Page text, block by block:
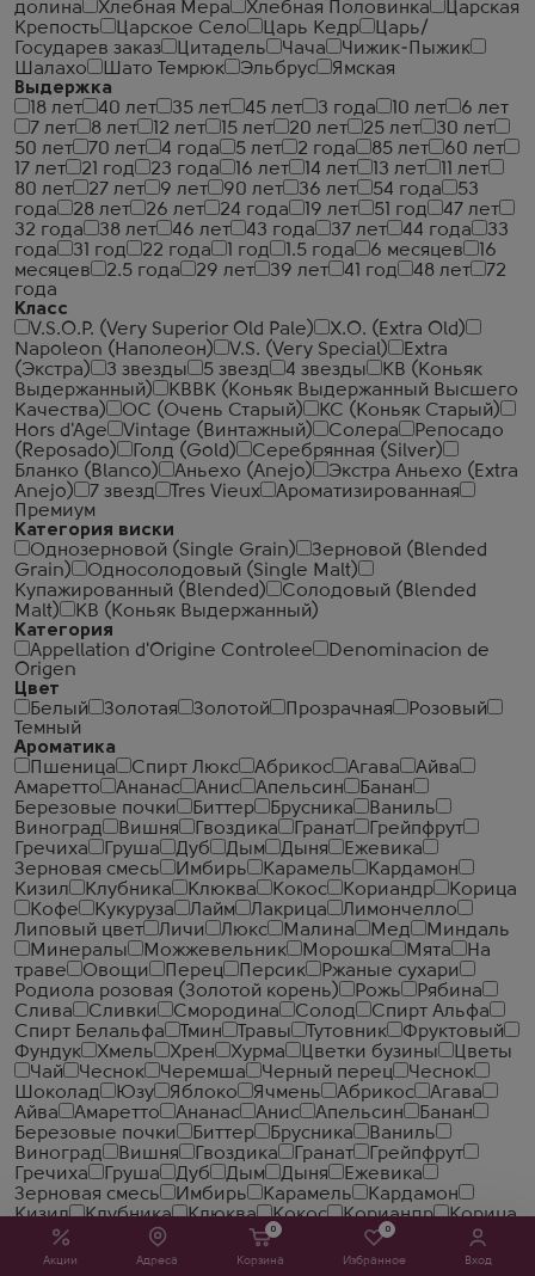
Акции Адреса
0
Корзина
0
Избранное Вход
долина
Хлебная Мера Хлебная Половинка
Царская
Крепость
Царское Село Царь Кедр
Царь/
Государев заказ
Цитадель Чача
Чижик-Пыжик
Шалахо
Шато Темрюк Эльбрус
Ямская
Выдержка
18 лет
40 лет 35 лет 45 лет 3 года 10 лет
6 лет
7 лет
8 лет 12 лет 15 лет 20 лет 25 лет
30 лет
50 лет
70 лет 4 года 5 лет 2 года 85 лет
60 лет
17 лет
21 год 23 года 16 лет 14 лет 13 лет
11 лет
80 лет
27 лет 9 лет 90 лет 36 лет 54 года
53
года
28 лет 26 лет 24 года 19 лет 51 год
47 лет
32 года
38 лет 46 лет 43 года 37 лет 44 года
33
года
31 год 22 года 1 год 1.5 года 6 месяцев
16
месяцев
2.5 года 29 лет 39 лет 41 год 48 лет
72
года
Класс
V.S.O.P. (Very Superior Old Pale)
X.O. (Extra Old)
Napoleon (Наполеон)
V.S. (Very Special)
Extra
(Экстра)
3 звезды 5 звезд 4 звезды
КВ (Коньяк
Выдержанный)
КВВК (Коньяк Выдержанный Высшего
Качества)
ОС (Очень Старый)
КС (Коньяк Старый)
Hors d'Age
Vintage (Винтажный) Солера
Репосадо
(Reposado)
Голд (Gold)
Серебрянная (Silver)
Бланко (Blanco)
Аньехо (Anejo)
Экстра Аньехо (Extra
Anejo)
7 звезд Tres Vieux
Ароматизированная
Премиум
Категория виски
Однозерновой (Single Grain)
Зерновой (Blended
Grain)
Односолодовый (Single Malt)
Купажированный (Blended)
Солодовый (Blended
Malt)
КВ (Коньяк Выдержанный)
Категория
Appellation d'Origine Controlee
Denominacion de
Origen
Цвет
Белый
Золотая Золотой Прозрачная
Розовый
Темный
Ароматика
Пшеница
Спирт Люкс Абрикос Агава
Айва
Амаретто
Ананас Анис Апельсин
Банан
Березовые почки
Биттер Брусника
Ваниль
Виноград
Вишня Гвоздика Гранат
Грейпфрут
Гречиха
Груша Дуб Дым Дыня
Ежевика
Зерновая смесь
Имбирь Карамель
Кардамон
Кизил
Клубника Клюква Кокос Кориандр
Корица
Кофе
Кукуруза Лайм Лакрица
Лимончелло
Липовый цвет
Личи Люкс Малина Мед
Миндаль
Минералы
Можжевельник Морошка Мята
На
траве
Овощи Перец Персик
Ржаные сухари
Родиола розовая (Золотой корень)
Рожь
Рябина
Слива
Сливки Смородина Солод
Спирт Альфа
Спирт Белальфа
Тмин Травы Тутовник
Фруктовый
Фундук
Хмель Хрен Хурма Цветки бузины
Цветы
Чай
Чеcнок Черемша Черный перец
Чеснок
Шоколад
Юзу Яблоко Ячмень Абрикос
Агава
Айва
Амаретто Ананас Анис Апельсин
Банан
Березовые почки
Биттер Брусника
Ваниль
Виноград
Вишня Гвоздика Гранат
Грейпфрут
Гречиха
Груша Дуб Дым Дыня
Ежевика
Зерновая смесь
Имбирь Карамель
Кардамон
Кизил
Клубника Клюква Кокос Кориандр
Корица
Кофе
Кукуруза Лакрица
Лимончелло
Липовый цвет
Личи Люкс Малина Мед
Миндаль